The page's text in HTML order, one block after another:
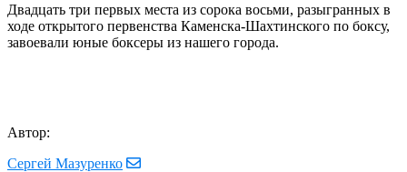
Двадцать три первых места из сорока восьми, разыгранных в
ходе открытого первенства Каменска-Шахтинского по боксу,
завоевали юные боксеры из нашего города.
Автор:
Сергей Мазуренко